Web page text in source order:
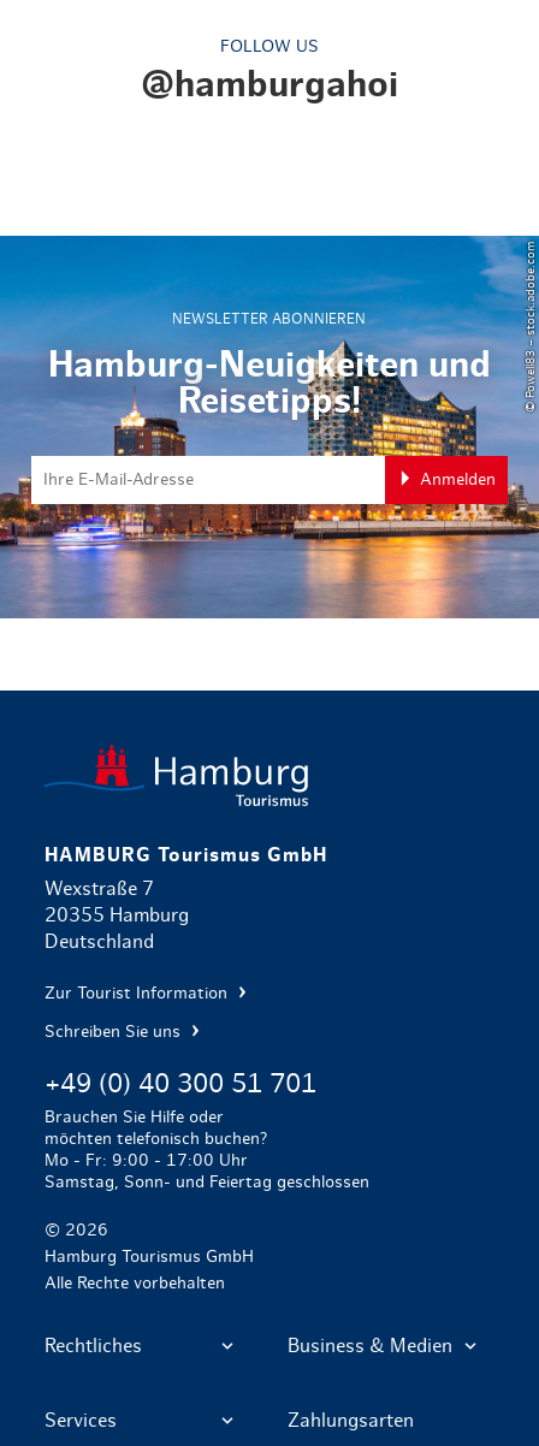
FOLLOW US
@hamburgahoi
NEWSLETTER ABONNIEREN
Hamburg-Neuigkeiten und
Reisetipps!
Anmelden
© Powell83 – stock.adobe.com
HAMBURG Tourismus GmbH
Wexstraße 7
20355 Hamburg
Deutschland
Zur Tourist Information
Schreiben Sie uns
+49 (0) 40 300 51 701
Brauchen Sie Hilfe oder
möchten telefonisch buchen?
Mo - Fr: 9:00 - 17:00 Uhr
Samstag, Sonn- und Feiertag geschlossen
© 2026
Hamburg Tourismus GmbH
Alle Rechte vorbehalten
Rechtliches Business & Medien
Services Zahlungsarten